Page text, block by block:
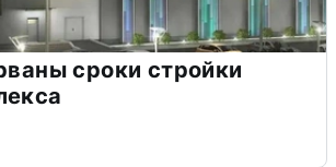
сроки стройки